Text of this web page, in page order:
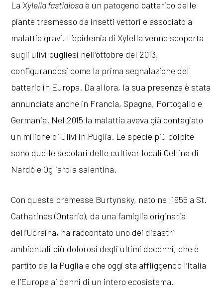
La Xylella fastidiosa è un patogeno batterico delle
piante trasmesso da insetti vettori e associato a
malattie gravi. L’epidemia di Xylella venne scoperta
sugli ulivi pugliesi nell’ottobre del 2013,
configurandosi come la prima segnalazione del
batterio in Europa. Da allora, la sua presenza è stata
annunciata anche in Francia, Spagna, Portogallo e
Germania. Nel 2015 la malattia aveva già contagiato
un milione di ulivi in Puglia. Le specie più colpite
sono quelle secolari delle cultivar locali Cellina di
Nardò e Ogliarola salentina.
Con queste premesse Burtynsky, nato nel 1955 a St.
Catharines (Ontario), da una famiglia originaria
dell’Ucraina, ha raccontato uno dei disastri
ambientali più dolorosi degli ultimi decenni, che è
partito dalla Puglia e che oggi sta affliggendo l’Italia
e l’Europa ai danni di un intero ecosistema.